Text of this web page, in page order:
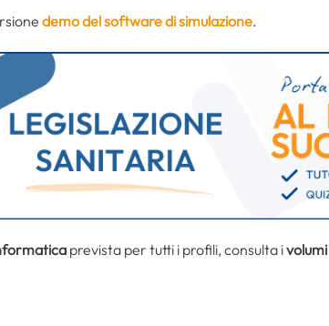
demo del software di simulazione.
prevista per tutti i profili, consulta ivolumi